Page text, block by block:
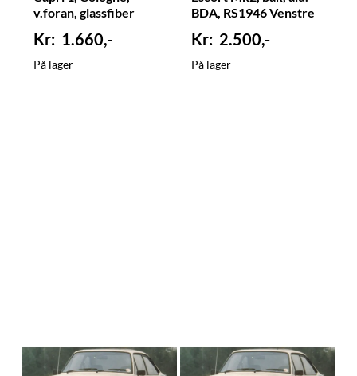
v.foran, glassfiber
1.660,-
På lager
BDA, RS1946 Venstre
2.500,-
På lager